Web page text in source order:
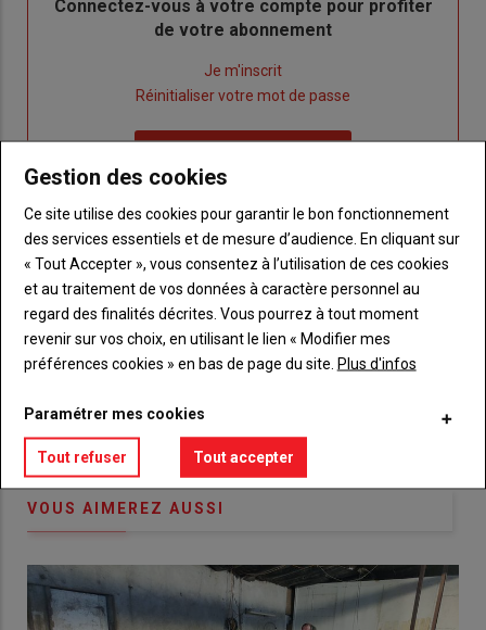
Body
Connectez-vous à votre compte pour profiter
de votre abonnement
nouveau
compte"
Je m'inscrit
votre
mot
passe"
Réinitialiser votre mot de passe
Lien
"Je
connecte"
Je me connecte
Sous-
titre
Vous n'êtes pas abonné(e)
TITRE CRÉEZ UN COMPTE
BodyChoisissez votre formule et créez votre
compte pour accéder à tout {nom-site}.
Lien Créez un compte
VOUS AIMEREZ AUSSI
Gestion des cookies
Ce site utilise des cookies pour garantir le bon fonctionnement
des services essentiels et de mesure d’audience. En cliquant sur
« Tout Accepter », vous consentez à l’utilisation de ces cookies
et au traitement de vos données à caractère personnel au
regard des finalités décrites. Vous pourrez à tout moment
revenir sur vos choix, en utilisant le lien « Modifier mes
préférences cookies » en bas de page du site. Plus d'infos
Paramétrer mes cookies
Tout refuser Tout accepter